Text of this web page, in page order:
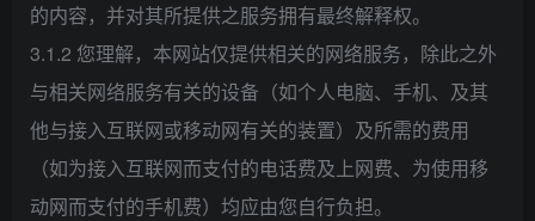
的内容，并对其所提供之服务拥有最终解释权。
3.1.2 您理解，本网站仅提供相关的网络服务，除此之外
与相关网络服务有关的设备（如个人电脑、手机、及其
他与接入互联网或移动网有关的装置）及所需的费用
（如为接入互联网而支付的电话费及上网费、为使用移
动网而支付的手机费）均应由您自行负担。